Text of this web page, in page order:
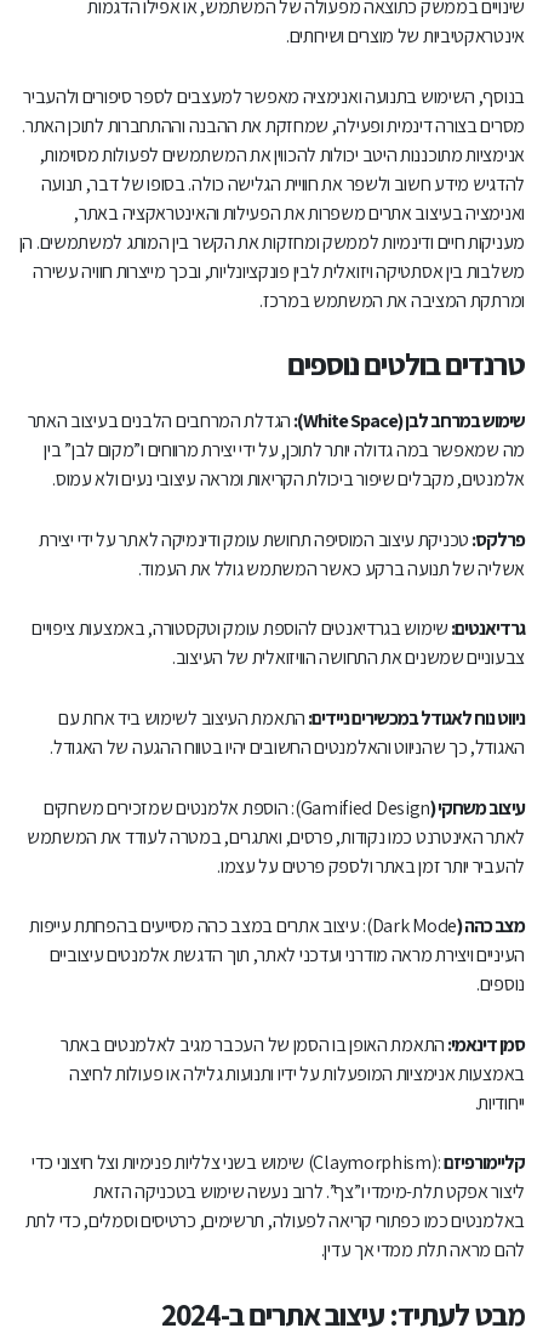
שינויים בממשק כתוצאה מפעולה של המשתמש, או אפילו הדגמות
אינטראקטיביות של מוצרים ושירותים.
בנוסף, השימוש בתנועה ואנימציה מאפשר למעצבים לספר סיפורים ולהעביר
מסרים בצורה דינמית ופעילה, שמחזקת את ההבנה וההתחברות לתוכן האתר.
אנימציות מתוכננות היטב יכולות להכווין את המשתמשים לפעולות מסוימות,
להדגיש מידע חשוב ולשפר את חוויית הגלישה כולה. בסופו של דבר, תנועה
ואנימציה בעיצוב אתרים משפרות את הפעילות והאינטראקציה באתר,
מעניקות חיים ודינמיות לממשק ומחזקות את הקשר בין המותג למשתמשים. הן
משלבות בין אסתטיקה ויזואלית לבין פונקציונליות, ובכך מייצרות חוויה עשירה
ומרתקת המציבה את המשתמש במרכז.
טרנדים בולטים נוספים
שימוש במרחב לבן (White Space
):הגדלת המרחבים הלבנים בעיצוב האתר
מה שמאפשר במה גדולה יותר לתוכן, על ידי יצירת מרווחים ו”מקום לבן” בין
אלמנטים, מקבלים שיפור ביכולת הקריאות ומראה עיצובי נעים ולא עמוס.
פרלקס:טכניקת עיצוב המוסיפה תחושת עומק ודינמיקה לאתר על ידי יצירת
אשליה של תנועה ברקע כאשר המשתמש גולל את העמוד.
גרדיאנטים:שימוש בגרדיאנטים להוספת עומק וטקסטורה, באמצעות ציפויים
צבעוניים שמשנים את התחושה הוויזואלית של העיצוב.
ניווט נוח לאגודל במכשירים ניידים:התאמת העיצוב לשימוש ביד אחת עם
האגודל, כך שהניווט והאלמנטים החשובים יהיו בטווח ההגעה של האגודל.
עיצוב משחקי (
Gamified Design): הוספת אלמנטים שמזכירים משחקים
לאתר האינטרנט כמו נקודות, פרסים, ואתגרים, במטרה לעודד את המשתמש
להעביר יותר זמן באתר ולספק פרטים על עצמו.
מצב כהה (
Dark Mode): עיצוב אתרים במצב כהה מסייעים בהפחתת עייפות
העיניים ויצירת מראה מודרני ועדכני לאתר, תוך הדגשת אלמנטים עיצוביים
נוספים.
סמן דינאמי:התאמת האופן בו הסמן של העכבר מגיב לאלמנטים באתר
באמצעות אנימציות המופעלות על ידיו ותנועות גלילה או פעולות לחיצה
ייחודיות.
קליימורפיזם
:(Claymorphism) שימוש בשני צלליות פנימיות וצל חיצוני כדי
ליצור אפקט תלת-מימדי ו”צף”. לרוב נעשה שימוש בטכניקה הזאת
באלמנטים כמו כפתורי קריאה לפעולה, תרשימים, כרטיסים וסמלים, כדי לתת
להם מראה תלת ממדי אך עדין.
מבט לעתיד: עיצוב אתרים ב-2024